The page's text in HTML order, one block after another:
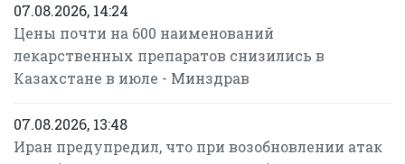
07.08.2026, 14:24
Цены почти на 600 наименований
лекарственных препаратов снизились в
Казахстане в июле - Минздрав
07.08.2026, 13:48
Иран предупредил, что при возобновлении атак